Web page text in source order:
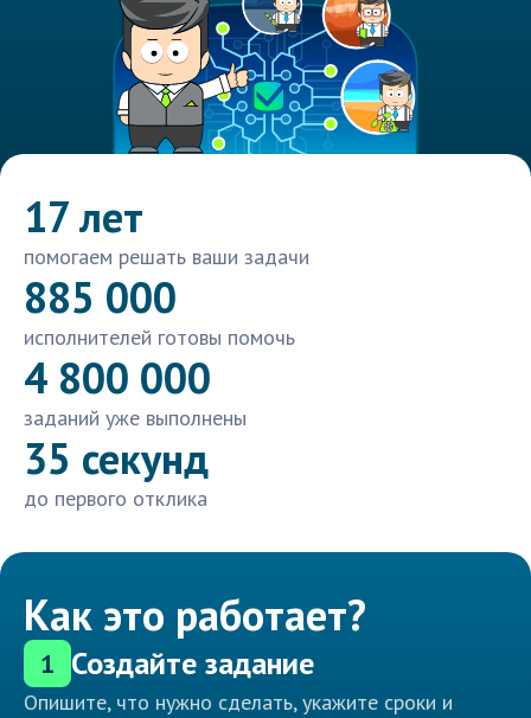
17 лет
помогаем решать ваши задачи
885 000
исполнителей готовы помочь
4 800 000
заданий уже выполнены
35 секунд
до первого отклика
Как это работает?
1 Создайте задание
Опишите, что нужно сделать, укажите сроки и